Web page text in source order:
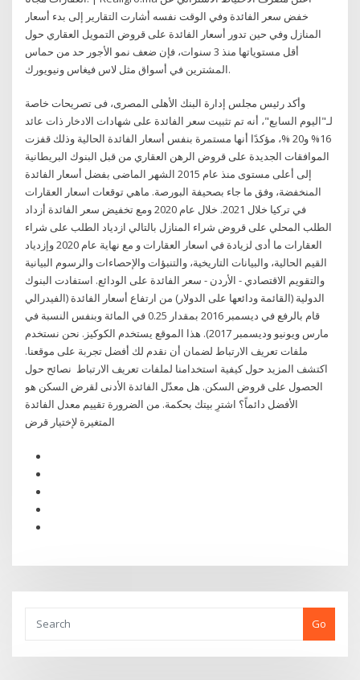
خفض سعر الفائدة وفي الوقت نفسه أشارت التقارير إلى بدء أسعار
المنازل وفي حين تدور أسعار الفائدة على قروض التمويل العقاري حول
أقل مستوياتها منذ 3 سنوات، فإن ضعف نمو الأجور حد من حماس
المشترين في أسواق مثل لاس فيغاس ونيويورك.
وأكد رئيس مجلس إدارة البنك الأهلى المصرى، فى تصريحات خاصة
لـ"اليوم السابع"، أنه تم تثبيت سعر الفائدة على شهادات الادخار ذات عائد
16% و20 %، مؤكدًا أنها مستمرة بنفس أسعار الفائدة الحالية وذلك قفزت
الموافقات الجديدة على قروض الرهن العقاري من قبل البنوك البريطانية
إلى أعلى مستوى منذ عام 2015 الشهر الماضى بفضل أسعار الفائدة
المنخفضة، وفق ما جاء بصحيفة البورصة. ماهي توقعات اسعار العقارات
في تركيا خلال 2021. خلال عام 2020 ومع تخفيض سعر الفائدة أزداد
الطلب المحلي على قروض شراء المنازل بالتالي ازدياد الطلب على شراء
العقارات ما أدى لزيادة في اسعار العقارات و مع نهاية عام 2020 وإزدياد
القيم الحالية، والبيانات التاريخية، والتنبؤات والإحصاءات والرسوم البيانية
والتقويم الاقتصادي - الأردن - سعر الفائدة على الودائع. استفادت البنوك
الدولية (القائمة ودائعها على الدولار) من ارتفاع أسعار الفائدة (الفيدرالي
قام بالرفع في ديسمبر 2016 بمقدار 0.25 في المائة وبنفس النسبة في
مارس ويونيو وديسمبر 2017). هذا الموقع يستخدم الكوكيز. نحن نستخدم
ملفات تعريف الارتباط لضمان أن نقدم لك أفضل تجربة على موقعنا.
اكتشف المزيد حول كيفية استخدامنا لملفات تعريف الارتباط نصائح حول
الحصول على قروض السكن. هل معدّل الفائدة الأدنى لقرض السكن هو
الأفضل دائماً؟ اشترِ بيتك بحكمة. من الضرورة تقييم معدل الفائدة
Go